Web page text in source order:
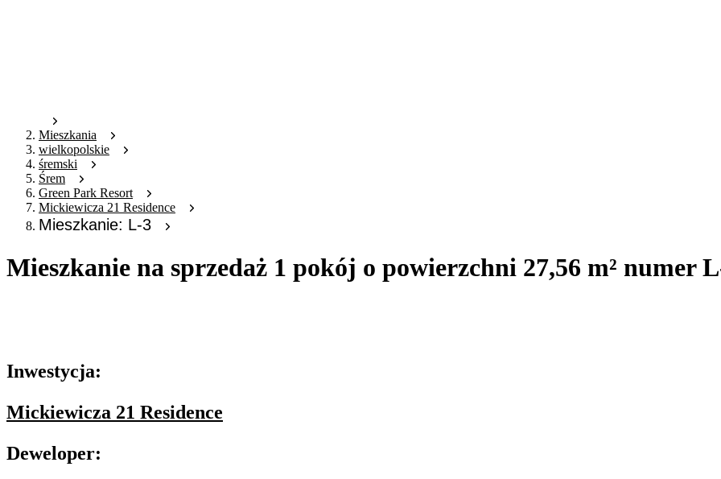
Mieszkania
wielkopolskie
śremski
Śrem
Green Park Resort
Mickiewicza 21 Residence
Mieszkanie: L-3
Mieszkanie na sprzedaż 1 pokój o powierzchni 27,56 m² numer
Inwestycja:
Mickiewicza 21 Residence
Deweloper: